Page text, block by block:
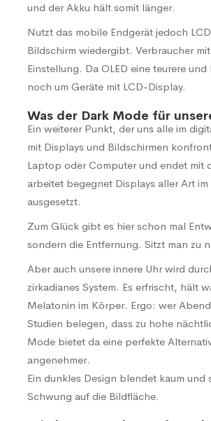
und der Akku hält somit länger.
Nutzt das mobile Endgerät jedoch
Bildschirm wiedergibt. Verbraucher
Einstellung. Da OLED eine teurere
noch um Geräte mit LCD-Display.
Was der Dark Mode für
Ein weiterer Punkt, der uns alle im
mit Displays und Bildschirmen
Laptop oder Computer und endet mit
arbeitet begegnet Displays aller Art
ausgesetzt.
Zum Glück gibt es hier schon mal
sondern die Entfernung. Sitzt man zu
Aber auch unsere innere Uhr wird
zirkadianes System. Es erfrischt, hält
Melatonin im Körper. Ergo: wer
Studien belegen, dass zu hohe
Mode bietet da eine perfekte
angenehmer.
Ein dunkles Design blendet kaum
Schwung auf die Bildfläche.